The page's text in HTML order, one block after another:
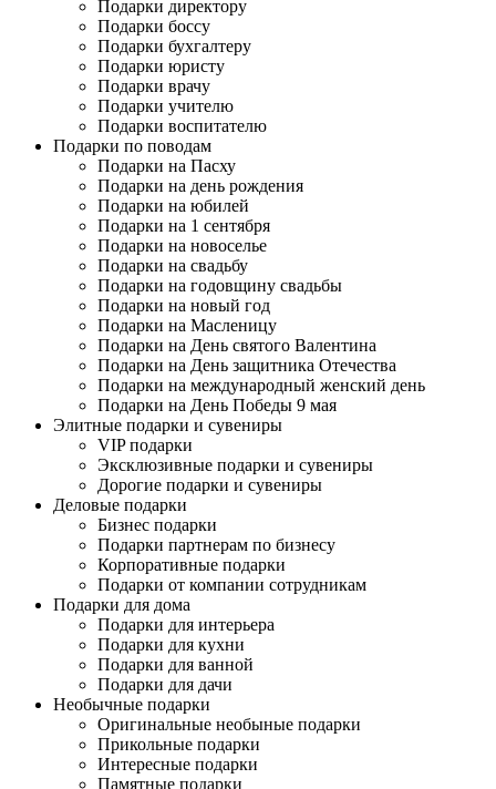
Подарки директору
Подарки боссу
Подарки бухгалтеру
Подарки юристу
Подарки врачу
Подарки учителю
Подарки воспитателю
Подарки по поводам
Подарки на Пасху
Подарки на день рождения
Подарки на юбилей
Подарки на 1 сентября
Подарки на новоселье
Подарки на свадьбу
Подарки на годовщину свадьбы
Подарки на новый год
Подарки на Масленицу
Подарки на День святого Валентина
Подарки на День защитника Отечества
Подарки на международный женский день
Подарки на День Победы 9 мая
Элитные подарки и сувениры
VIP подарки
Эксклюзивные подарки и сувениры
Дорогие подарки и сувениры
Деловые подарки
Бизнес подарки
Подарки партнерам по бизнесу
Корпоративные подарки
Подарки от компании сотрудникам
Подарки для дома
Подарки для интерьера
Подарки для кухни
Подарки для ванной
Подарки для дачи
Необычные подарки
Оригинальные необыные подарки
Прикольные подарки
Интересные подарки
Памятные подарки